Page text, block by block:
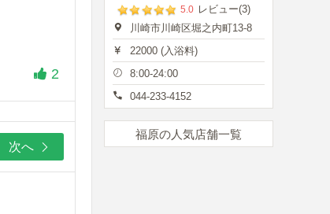
2
次へ
5.0 レビュー(3)
川崎市川崎区堀之内町13-8
22000 (入浴料)
8:00-24:00
044-233-4152
福原の人気店舗一覧